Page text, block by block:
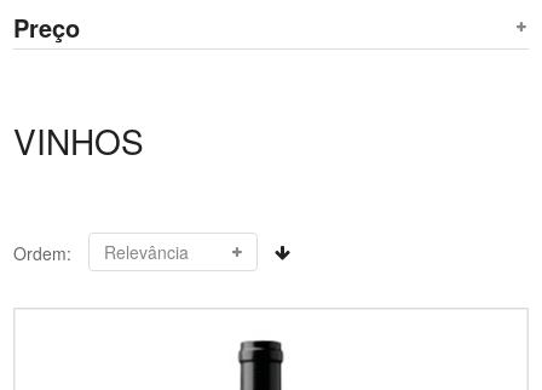
Preço
VINHOS
Ordem: